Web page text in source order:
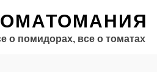
о помидорах, все о томатах